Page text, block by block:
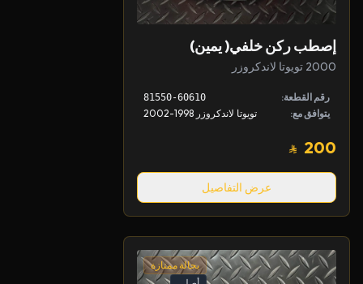
إصطب ركن خلفي( يمين)
2000 تويوتا لاندكروزر
رقم القطعة: 81550-60610
يتوافق مع: تويوتا لاندكروزر 1998-2002
200
عرض التفاصيل
بحالة ممتازة